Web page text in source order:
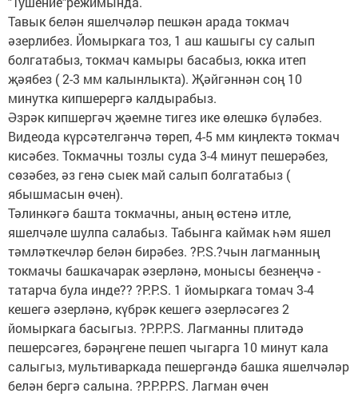
Тавык белән яшелчәләр пешкән арада токмач
әзерлибез. Йомыркага тоз, 1 аш кашыгы су салып
болгатабыз, токмач камыры басабыз, юкка итеп
җәябез ( 2-3 мм калынлыкта). Җәйгәннән соң 10
минутка кипшерергә калдырабыз.
Әзрәк кипшергәч җәемне тигез ике өлешкә бүләбез.
Видеода күрсәтелгәнчә төреп, 4-5 мм киңлектә токмач
кисәбез. Токмачны тозлы суда 3-4 минут пешерәбез,
сөзәбез, әз генә сыек май салып болгатабыз (
ябышмасын өчен).
Тәлинкәгә башта токмачны, аның өстенә итле,
яшелчәле шулпа салабыз. Табынга каймак һәм яшел
тәмләткечләр белән бирәбез. ?Р.S.?чын лагманның
токмачы башкачарак әзерләнә, монысы безнеңчә -
татарча була инде?? ?Р.Р.S. 1 йомыркага томач 3-4
кешегә әзерләнә, күбрәк кешегә әзерләсәгез 2
йомыркага басыгыз. ?P.P.P.S. Лагманны плитәдә
пешерсәгез, бәрәңгене пешеп чыгарга 10 минут кала
салыгыз, мультиваркада пешергәндә башка яшелчәләр
белән бергә салына. ?P.P.P.P.S. Лагман өчен